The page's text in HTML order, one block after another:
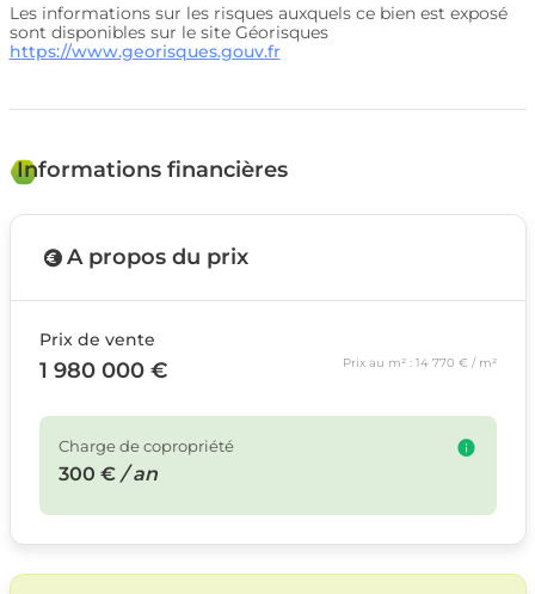
Les informations sur les risques auxquels ce bien est exposé
sont disponibles sur le site Géorisques
https://www.georisques.gouv.fr
Informations financières
A propos du prix
Prix de vente
1 980 000 € Prix au m² : 14 770 € / m²
Charge de copropriété
300 € / an